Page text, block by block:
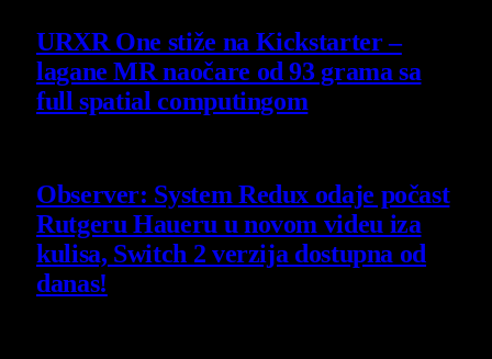
URXR One stiže na Kickstarter –
lagane MR naočare od 93 grama sa
full spatial computingom
Observer: System Redux odaje počast
Rutgeru Haueru u novom videu iza
kulisa, Switch 2 verzija dostupna od
danas!